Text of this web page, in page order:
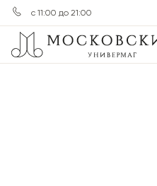
с 11:00 до 21:00